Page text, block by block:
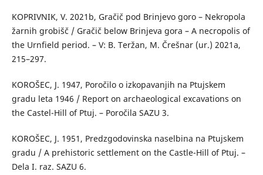
KOPRIVNIK, V. 2021b, Gračič pod Brinjevo goro – Nekropola
žarnih grobišč / Gračič below Brinjeva gora – A necropolis of
the Urnfield period. – V: B. Teržan, M. Črešnar (ur.) 2021a,
215–297.
KOROŠEC, J. 1947, Poročilo o izkopavanjih na Ptujskem
gradu leta 1946 / Report on archaeological excavations on
the Castel-Hill of Ptuj. – Poročila SAZU 3.
KOROŠEC, J. 1951, Predzgodovinska naselbina na Ptujskem
gradu / A prehistoric settlement on the Castle-Hill of Ptuj. –
Dela I. raz. SAZU 6.